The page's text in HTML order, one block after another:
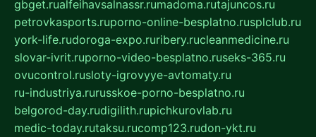
gbget.rualfeihavsalnassr.rumadoma.rutajuncos.ru
petrovkasports.ruporno-online-besplatno.rusplclub.ru
york-life.rudoroga-expo.ruribery.rucleanmedicine.ru
slovar-ivrit.ruporno-video-besplatno.ruseks-365.ru
ovucontrol.rusloty-igrovyye-avtomaty.ru
ru-industriya.rurusskoe-porno-besplatno.ru
belgorod-day.rudigilith.rupichkurovlab.ru
medic-today.rutaksu.rucomp123.rudon-ykt.ru